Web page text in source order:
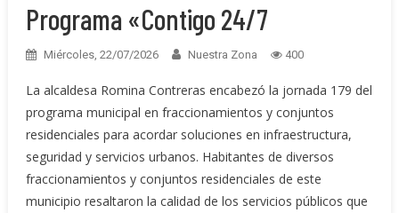
Programa «Contigo 24/7
Miércoles, 22/07/2026 Nuestra Zona 400
La alcaldesa Romina Contreras encabezó la jornada 179 del
programa municipal en fraccionamientos y conjuntos
residenciales para acordar soluciones en infraestructura,
seguridad y servicios urbanos. Habitantes de diversos
fraccionamientos y conjuntos residenciales de este
municipio resaltaron la calidad de los servicios públicos que